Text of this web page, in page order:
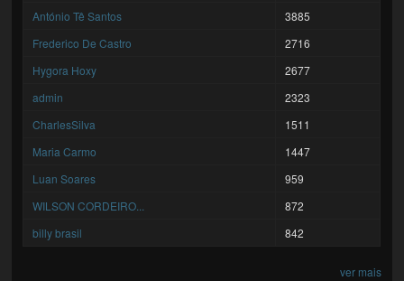
António Tê Santos
3885
Frederico De Castro
2716
Hygora Hoxy
2677
admin
2323
CharlesSilva
1511
Maria Carmo
1447
Luan Soares
959
WILSON CORDEIRO...
872
billy brasil
842
ver mais